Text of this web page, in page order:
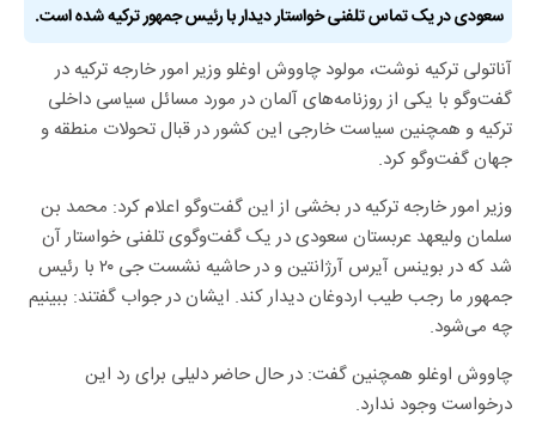
سعودی در یک تماس تلفنی خواستار دیدار با رئیس جمهور ترکیه شده است.
آناتولی ترکیه نوشت، مولود چاووش اوغلو وزیر امور خارجه ترکیه در
گفت‌وگو با یکی از روزنامه‌های آلمان در مورد مسائل سیاسی داخلی
ترکیه و همچنین سیاست خارجی این کشور در قبال تحولات منطقه و
جهان گفت‌وگو کرد.
وزیر امور خارجه ترکیه در بخشی از این گفت‌وگو اعلام کرد: محمد بن
سلمان ولیعهد عربستان سعودی در یک گفت‌وگوی تلفنی خواستار آن
شد که در بوینس آیرس آرژانتین و در حاشیه نشست جی ۲۰ با رئیس
جمهور ما رجب طیب اردوغان دیدار کند. ایشان در جواب گفتند: ببینیم
چه می‌شود.
چاووش اوغلو همچنین گفت: در حال حاضر دلیلی برای رد این
درخواست وجود ندارد.